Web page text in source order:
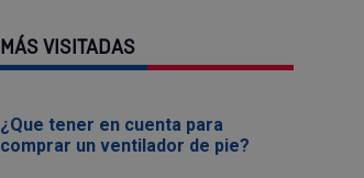
MÁS VISITADAS
¿Que tener en cuenta para
comprar un ventilador de pie?